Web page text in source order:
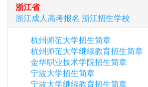
浙江省
浙江成人高考报名 浙江招生学校
杭州师范大学招生简章
杭州师范大学继续教育招生简章
金华职业技术学院招生简章
宁波大学招生简章
宁波大学继续教育招生简章